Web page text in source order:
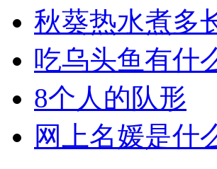
秋葵热水煮多
吃乌头鱼有什
8个人的队形
网上名媛是什